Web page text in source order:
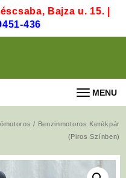
Bajza u. 15. |
436
MENU
/ Benzinmotoros Kerékpár
(Piros Színben)